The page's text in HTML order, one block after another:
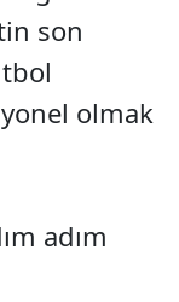
son
olmak
adım